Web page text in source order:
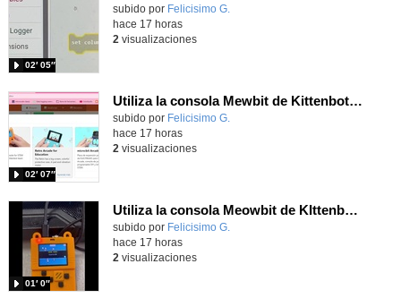
Contenido educativo.
subido por Felicisimo G.
02′ 05″
hace 17 horas
2 visualizaciones
Utiliza la consola Mewbit de Kittenbot para llevar tus juegos arcade de MakeCode a tu mano
Contenido educativo.
subido por Felicisimo G.
02′ 07″
hace 17 horas
2 visualizaciones
Utiliza la consola Meowbit de KIttenbot para jugar con tus programas MakeCode Arcade
Contenido educativo.
subido por Felicisimo G.
01′ 0″
hace 17 horas
2 visualizaciones